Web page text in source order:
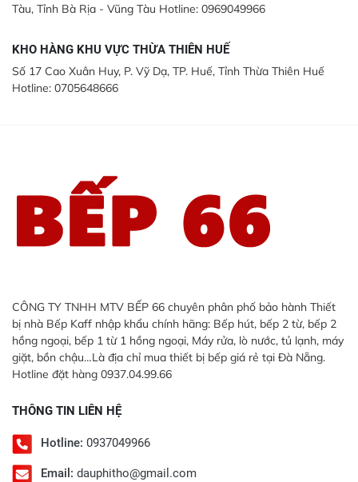
Tàu, Tỉnh Bà Rịa - Vũng Tàu Hotline: 0969049966
KHO HÀNG KHU VỰC THỪA THIÊN HUẾ
Số 17 Cao Xuân Huy, P. Vỹ Dạ, TP. Huế, Tỉnh Thừa Thiên Huế
Hotline: 0705648666
CÔNG TY TNHH MTV BẾP 66 chuyên phân phố bảo hành Thiết
bị nhà Bếp Kaff nhập khẩu chính hãng: Bếp hút, bếp 2 từ, bếp 2
hồng ngoại, bếp 1 từ 1 hồng ngoại, Máy rửa, lò nước, tủ lạnh, máy
giặt, bồn chậu…Là địa chỉ mua thiết bị bếp giá rẻ tại Đà Nẵng.
Hotline đặt hàng 0937.04.99.66
THÔNG TIN LIÊN HỆ
Hotline: 0937049966
Email: dauphitho@gmail.com